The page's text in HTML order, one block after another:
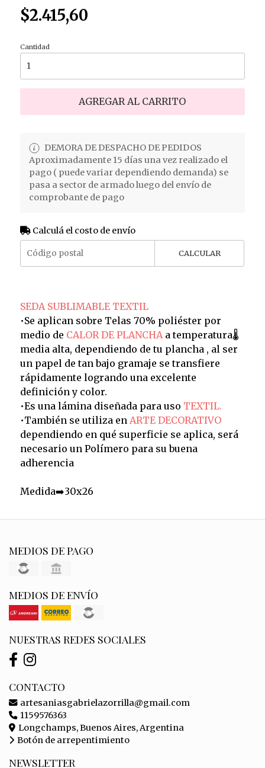
$2.415,60
Cantidad
AGREGAR AL CARRITO
DEMORA DE DESPACHO DE PEDIDOS
Aproximadamente 15 días una vez realizado el
pago ( puede variar dependiendo demanda) se
pasa a sector de armado luego del envío de
comprobante de pago
Calculá el costo de envío
CALCULAR
SEDA SUBLIMABLE TEXTIL
•Se aplican sobre Telas 70% poliéster por
medio de CALOR DE PLANCHA a temperatura🌡️
media alta, dependiendo de tu plancha , al ser
un papel de tan bajo gramaje se transfiere
rápidamente logrando una excelente
definición y color.
•Es una lámina diseñada para uso TEXTIL.
•También se utiliza en ARTE DECORATIVO
dependiendo en qué superficie se aplica, será
necesario un Polímero para su buena
adherencia
Medida➡️30x26
MEDIOS DE PAGO
MEDIOS DE ENVÍO
NUESTRAS REDES SOCIALES
CONTACTO
artesaniasgabrielazorrilla@gmail.com
1159576363
Longchamps, Buenos Aires, Argentina
Botón de arrepentimiento
NEWSLETTER